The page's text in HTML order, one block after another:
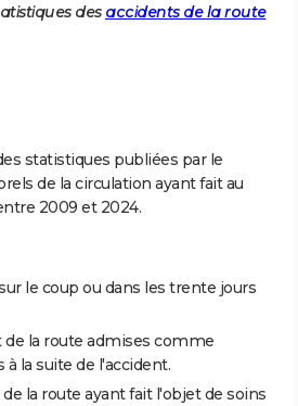
des accidents de la route
statistiques publiées par le
de la circulation ayant fait au
2009 et 2024.
le coup ou dans les trente jours
la route admises comme
la suite de l'accident.
la route ayant fait l'objet de soins